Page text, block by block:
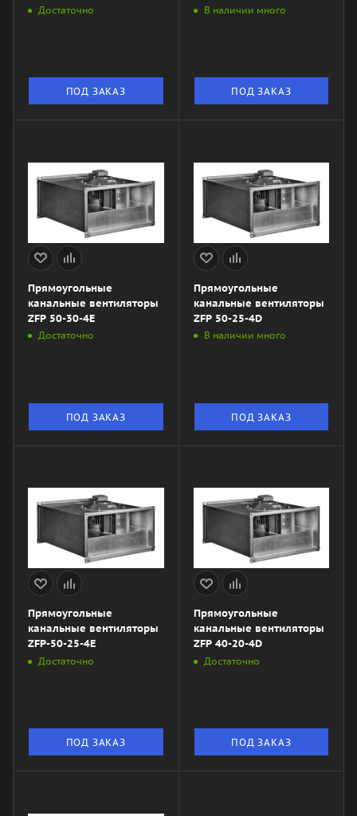
Достаточно
ПОД ЗАКАЗ
В наличии много
ПОД ЗАКАЗ
Прямоугольные
канальные вентиляторы
ZFP 50-30-4Е
Достаточно
ПОД ЗАКАЗ
Прямоугольные
канальные вентиляторы
ZFP 50-25-4D
В наличии много
ПОД ЗАКАЗ
Прямоугольные
канальные вентиляторы
ZFP-50-25-4Е
Достаточно
ПОД ЗАКАЗ
Прямоугольные
канальные вентиляторы
ZFP 40-20-4D
Достаточно
ПОД ЗАКАЗ